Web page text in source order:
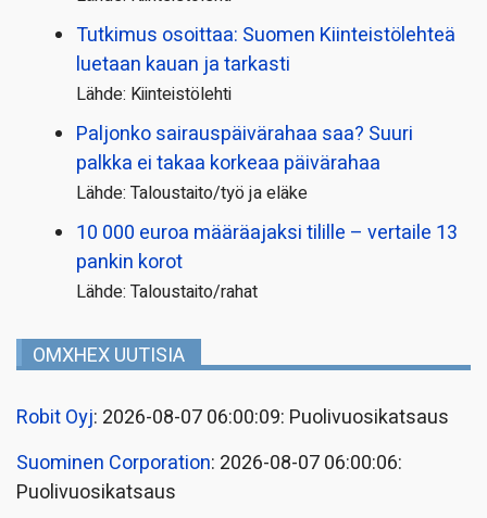
Tutkimus osoittaa: Suomen Kiinteistölehteä
luetaan kauan ja tarkasti
Lähde: Kiinteistölehti
Paljonko sairauspäivä­rahaa saa? Suuri
palkka ei takaa korkeaa päivärahaa
Lähde: Taloustaito/työ ja eläke
10 000 euroa määräajaksi tilille – vertaile 13
pankin korot
Lähde: Taloustaito/rahat
OMXHEX UUTISIA
Robit Oyj: 2026-08-07 06:00:09: Puolivuosikatsaus
Suominen Corporation: 2026-08-07 06:00:06:
Puolivuosikatsaus